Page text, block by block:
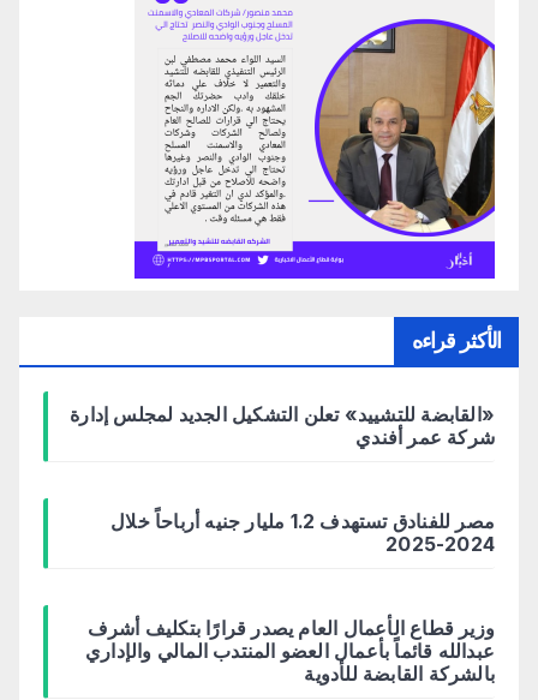
الأكثر قراءه
«القابضة للتشييد» تعلن التشكيل الجديد لمجلس إدارة
شركة عمر أفندي
مصر للفنادق تستهدف 1.2 مليار جنيه أرباحاً خلال
2024-2025
وزير قطاع الأعمال العام يصدر قرارًا بتكليف أشرف
عبدالله قائماً بأعمال العضو المنتدب المالي والإداري
بالشركة القابضة للأدوية